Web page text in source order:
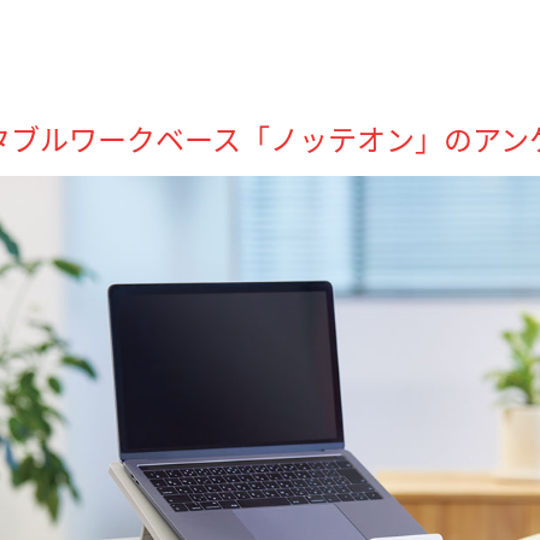
ブルワークベース「ノッテオン」のアン